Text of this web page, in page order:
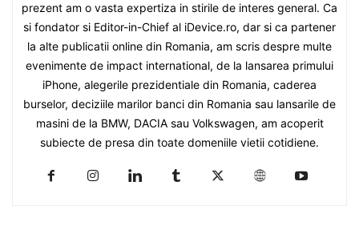
prezent am o vasta expertiza in stirile de interes general. Ca
si fondator si Editor-in-Chief al iDevice.ro, dar si ca partener
la alte publicatii online din Romania, am scris despre multe
evenimente de impact international, de la lansarea primului
iPhone, alegerile prezidentiale din Romania, caderea
burselor, deciziile marilor banci din Romania sau lansarile de
masini de la BMW, DACIA sau Volkswagen, am acoperit
subiecte de presa din toate domeniile vietii cotidiene.